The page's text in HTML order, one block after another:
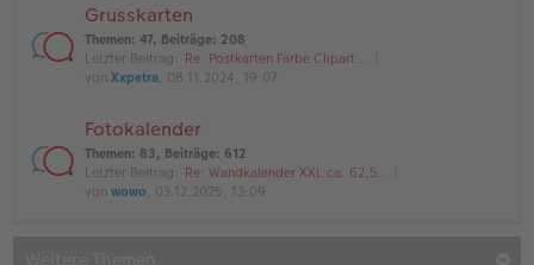
Grusskarten
Themen: 47, Beiträge: 208
Letzter Beitrag: Re: Postkarten Farbe Clipart …
von Xxpetra, 08.11.2024, 19:07
Fotokalender
Themen: 83, Beiträge: 612
Letzter Beitrag: Re: Wandkalender XXL ca. 62,5…
von wowo, 03.12.2025, 13:09